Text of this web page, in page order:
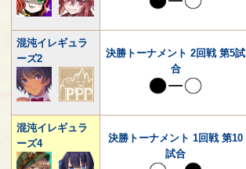
混沌イレギュラ
ーズ2
決勝トーナメント 2回戦 第5試
合
混沌イレギュラ
ーズ4
決勝トーナメント 1回戦 第10
試合